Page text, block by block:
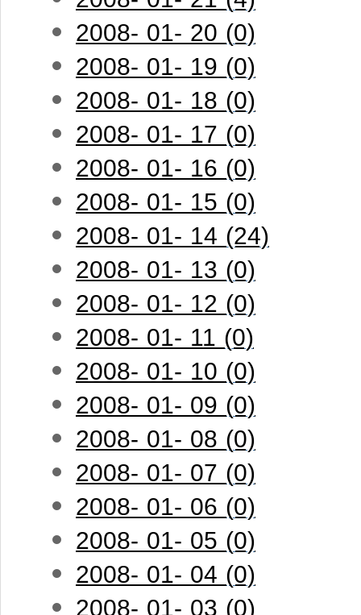
2008- 01- 20 (0)
2008- 01- 19 (0)
2008- 01- 18 (0)
2008- 01- 17 (0)
2008- 01- 16 (0)
2008- 01- 15 (0)
2008- 01- 14 (24)
2008- 01- 13 (0)
2008- 01- 12 (0)
2008- 01- 11 (0)
2008- 01- 10 (0)
2008- 01- 09 (0)
2008- 01- 08 (0)
2008- 01- 07 (0)
2008- 01- 06 (0)
2008- 01- 05 (0)
2008- 01- 04 (0)
2008- 01- 03 (0)